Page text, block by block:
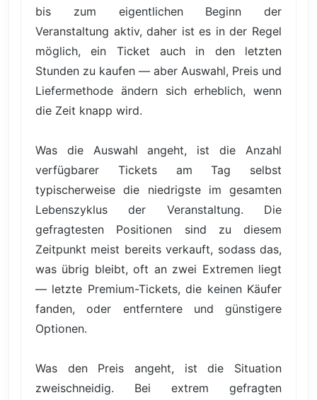
bis zum eigentlichen Beginn der
Veranstaltung aktiv, daher ist es in der Regel
möglich, ein Ticket auch in den letzten
Stunden zu kaufen — aber Auswahl, Preis und
Liefermethode ändern sich erheblich, wenn
die Zeit knapp wird.
Was die Auswahl angeht, ist die Anzahl
verfügbarer Tickets am Tag selbst
typischerweise die niedrigste im gesamten
Lebenszyklus der Veranstaltung. Die
gefragtesten Positionen sind zu diesem
Zeitpunkt meist bereits verkauft, sodass das,
was übrig bleibt, oft an zwei Extremen liegt
— letzte Premium-Tickets, die keinen Käufer
fanden, oder entferntere und günstigere
Optionen.
Was den Preis angeht, ist die Situation
zweischneidig. Bei extrem gefragten